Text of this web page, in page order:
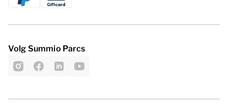
Volg Summio Parcs